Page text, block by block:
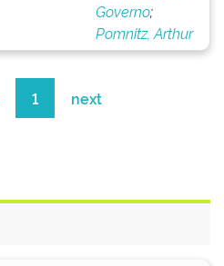
Governo;
Pomnitz, Arthur
1 next